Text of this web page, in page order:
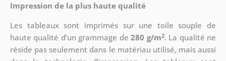
Impression de la plus haute qualité
Les tableaux sont imprimés sur une toile souple de
haute qualité d’un grammage de280 g/m2. La qualité ne
réside pas seulement dans le matériau utilisé, mais aussi